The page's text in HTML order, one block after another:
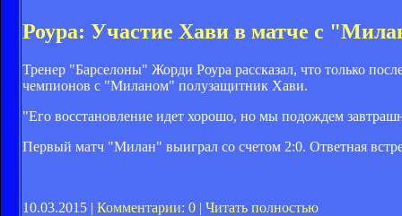
Роура: Участие Хави в матче с
Тренер "Барселоны" Жорди Роура рассказал, что только
чемпионов с "Миланом" полузащитник Хави.
"Его восстановление идет хорошо, но мы подождем
Первый матч "Милан" выиграл со счетом 2:0. Ответная
10.03.2015 | Комментарии: 0 | Читать полностью